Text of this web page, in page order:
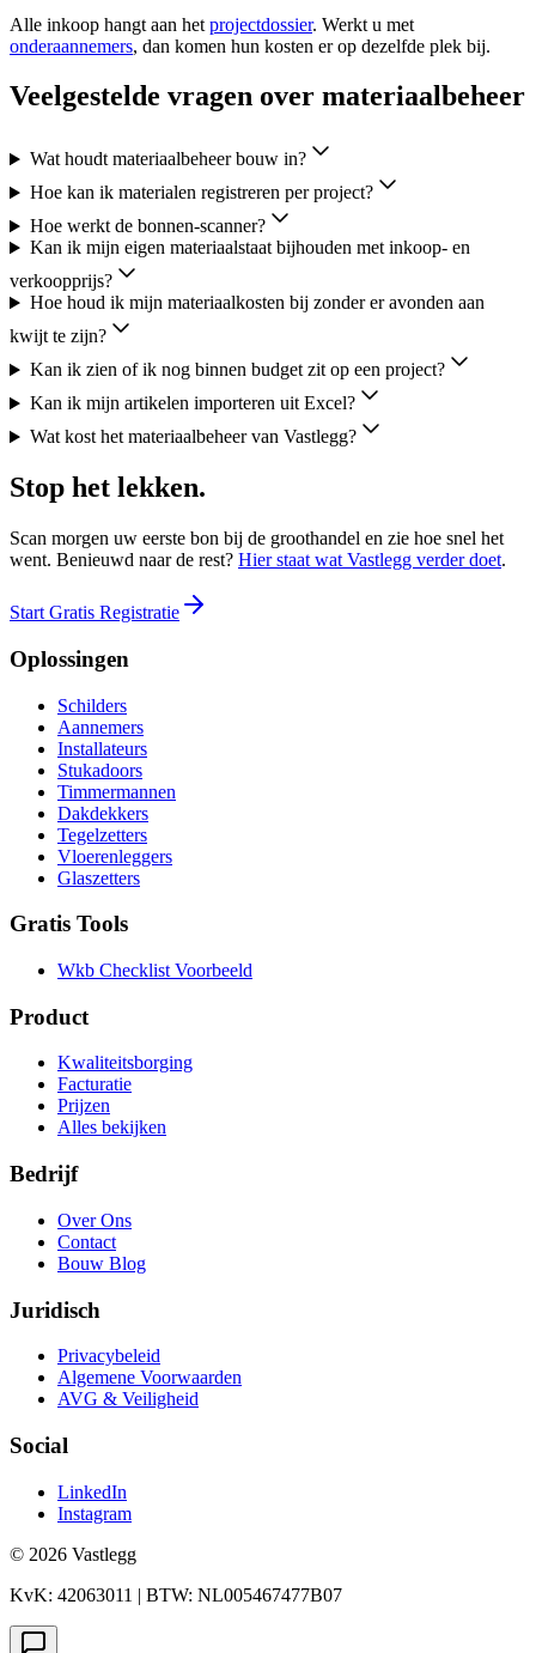
Alle inkoop hangt aan het projectdossier. Werkt u met
onderaannemers, dan komen hun kosten er op dezelfde plek bij.
Veelgestelde vragen over materiaalbeheer
Wat houdt materiaalbeheer bouw in?
Hoe kan ik materialen registreren per project?
Hoe werkt de bonnen-scanner?
Kan ik mijn eigen materiaalstaat bijhouden met inkoop- en
verkoopprijs?
Hoe houd ik mijn materiaalkosten bij zonder er avonden aan
kwijt te zijn?
Kan ik zien of ik nog binnen budget zit op een project?
Kan ik mijn artikelen importeren uit Excel?
Wat kost het materiaalbeheer van Vastlegg?
Stop het lekken.
Scan morgen uw eerste bon bij de groothandel en zie hoe snel het
went. Benieuwd naar de rest? Hier staat wat Vastlegg verder doet.
Start Gratis Registratie
Oplossingen
Schilders
Aannemers
Installateurs
Stukadoors
Timmermannen
Dakdekkers
Tegelzetters
Vloerenleggers
Glaszetters
Gratis Tools
Wkb Checklist Voorbeeld
Product
Kwaliteitsborging
Facturatie
Prijzen
Alles bekijken
Bedrijf
Over Ons
Contact
Bouw Blog
Juridisch
Privacybeleid
Algemene Voorwaarden
AVG & Veiligheid
Social
LinkedIn
Instagram
© 2026 Vastlegg
KvK: 42063011 | BTW: NL005467477B07